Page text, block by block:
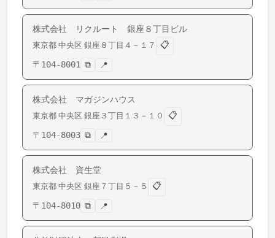
株式会社 リクルート 銀座８丁目ビル
東京都 中央区 銀座 ８丁目４－１７
📋
〒 104-8001 ⧉ 📍
株式会社 マガジンハウス
東京都 中央区 銀座 ３丁目１３－１０
📋
〒 104-8003 ⧉ 📍
株式会社 資生堂
東京都 中央区 銀座 ７丁目５－５
📋
〒 104-8010 ⧉ 📍